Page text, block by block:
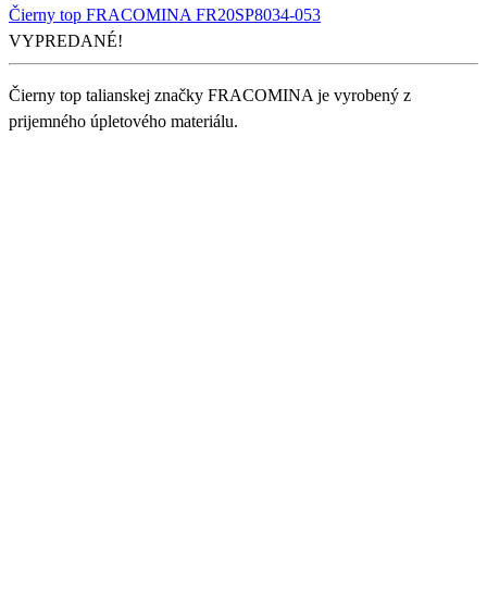
Čierny top FRACOMINA FR20SP8034-053
VYPREDANÉ!
Čierny top talianskej značky FRACOMINA je vyrobený z
prijemného úpletového materiálu.